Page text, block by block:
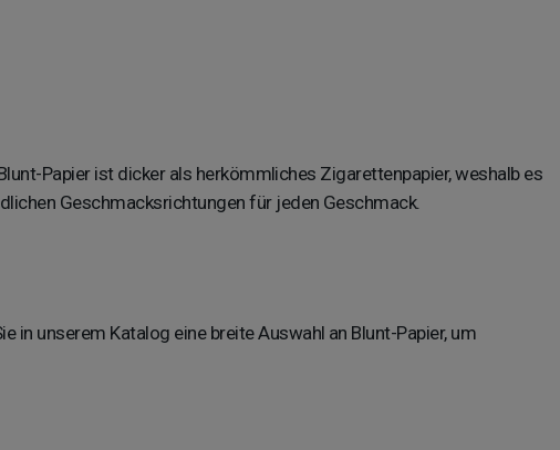
Papier ist dicker als herkömmliches Zigarettenpapier, weshalb es
Geschmacksrichtungen für jeden Geschmack.
in unserem Katalog eine breite Auswahl an Blunt-Papier, um